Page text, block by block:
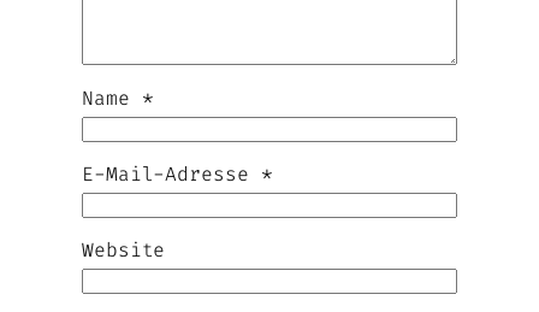
Name *
E-Mail-Adresse *
Website